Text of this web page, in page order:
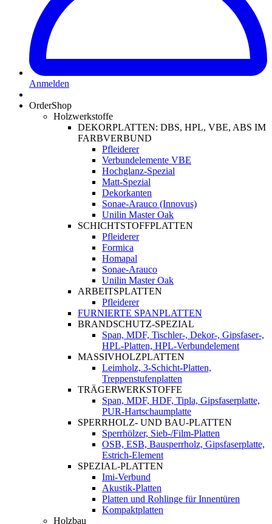
Anmelden
OrderShop
Holzwerkstoffe
DEKORPLATTEN: DBS, HPL, VBE, ABS IM
FARBVERBUND
Pfleiderer
Verbundelemente VBE
Hochglanz-Spezial
Matt-Spezial
Dekorkanten
Sonae-Arauco (Innovus)
Unilin Master Oak
SCHICHTSTOFFPLATTEN
Pfleiderer
Formica
Homapal
Sonae-Arauco
Unilin Master Oak
ARBEITSPLATTEN
Pfleiderer
FURNIERTE SPANPLATTEN
BRANDSCHUTZ-SPEZIAL
Span, MDF, Tischler-, Dekor-, Gipsfaser-,
HPL-Platten, HPL-Verbundelement
MASSIVHOLZPLATTEN
Leimholz, 3-Schicht-Platten,
Treppenstufenplatten
TRÄGERWERKSTOFFE
Span, MDF, HDF, Tipla, Gipsfaserplatte,
PUR-Hartschaumplatte
SPERRHOLZ- UND BAU-PLATTEN
Sperrhölzer, Sieb-/Film-Platten
OSB, ESB, Bausperrholz, Gipsfaserplatte,
Estrich-Element
SPEZIAL-PLATTEN
Imi-Verbund
Akustik-Platten
Platten und Rohlinge für Innentüren
Kompaktplatten
Holzbau